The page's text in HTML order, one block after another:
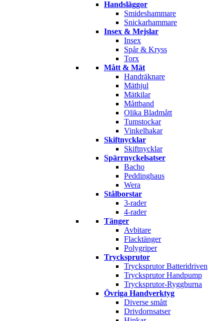
Handsläggor
Smideshammare
Snickarhammare
Insex & Mejslar
Insex
Spår & Kryss
Torx
Mått & Mät
Handräknare
Mäthjul
Mätkilar
Måttband
Olika Bladmått
Tumstockar
Vinkelhakar
Skiftnycklar
Skiftnycklar
Spärrnyckelsatser
Bacho
Peddinghaus
Wera
Stålborstar
3-rader
4-rader
Tänger
Avbitare
Flacktänger
Polygriper
Trycksprutor
Trycksprutor Batteridriven
Trycksprutor Handpump
Trycksprutor-Ryggburna
Övriga Handverktyg
Diverse smått
Drivdornsatser